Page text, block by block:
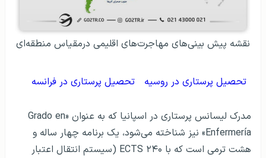
نقشه پیش بینی‌های مهاجرت‌های اقلیمی درمقیاس منطقه‌ای
تحصیل پرستاری در روسیه تحصیل پرستاری در فرانسه
مدرک لیسانس پرستاری در اسپانیا که به عنوان «Grado en
Enfermería» نیز شناخته می‌شود، یک برنامه چهار ساله و
هشت ترمی است که با ۲۴۰ ECTS (سیستم انتقال اعتبار